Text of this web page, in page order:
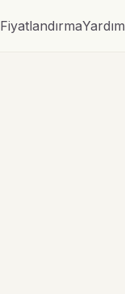
FiyatlandırmaYardım